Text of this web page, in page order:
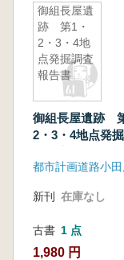
御組長屋遺
跡 第1・
2・3・4地
点発掘調査
報告書
御組長屋遺跡
2・3・4地点発
新刊 在庫なし
古書 1 点
1,980 円